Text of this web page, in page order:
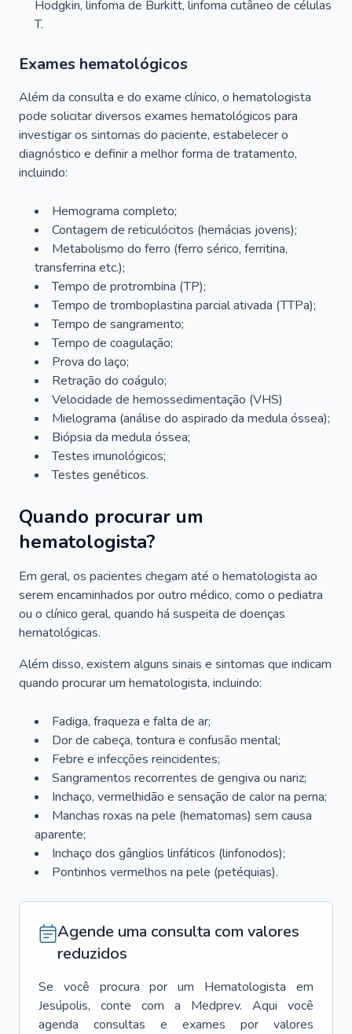
Hodgkin, linfoma de Burkitt, linfoma cutâneo de células
T.
Exames hematológicos
Além da consulta e do exame clínico, o hematologista
pode solicitar diversos exames hematológicos para
investigar os sintomas do paciente, estabelecer o
diagnóstico e definir a melhor forma de tratamento,
incluindo:
Hemograma completo;
Contagem de reticulócitos (hemácias jovens);
Metabolismo do ferro (ferro sérico, ferritina,
transferrina etc.);
Tempo de protrombina (TP);
Tempo de tromboplastina parcial ativada (TTPa);
Tempo de sangramento;
Tempo de coagulação;
Prova do laço;
Retração do coágulo;
Velocidade de hemossedimentação (VHS)
Mielograma (análise do aspirado da medula óssea);
Biópsia da medula óssea;
Testes imunológicos;
Testes genéticos.
Quando procurar um
hematologista?
Em geral, os pacientes chegam até o hematologista ao
serem encaminhados por outro médico, como o pediatra
ou o clínico geral, quando há suspeita de doenças
hematológicas.
Além disso, existem alguns sinais e sintomas que indicam
quando procurar um hematologista, incluindo:
Fadiga, fraqueza e falta de ar;
Dor de cabeça, tontura e confusão mental;
Febre e infecções reincidentes;
Sangramentos recorrentes de gengiva ou nariz;
Inchaço, vermelhidão e sensação de calor na perna;
Manchas roxas na pele (hematomas) sem causa
aparente;
Inchaço dos gânglios linfáticos (linfonodos);
Pontinhos vermelhos na pele (petéquias).
Agende uma consulta com valores
reduzidos
Se você procura por um Hematologista
em
Jesúpolis, conte com a Medprev. Aqui você
agenda consultas e exames por valores